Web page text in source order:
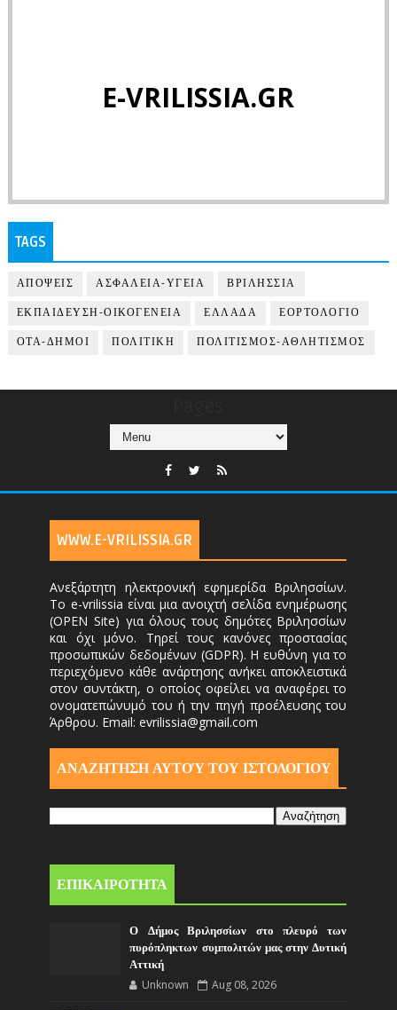
E-VRILISSIA.GR
TAGS
ΑΠΟΨΕΙΣ ΑΣΦΑΛΕΙΑ-ΥΓΕΙΑ ΒΡΙΛΗΣΣΙΑ
ΕΚΠΑΙΔΕΥΣΗ-ΟΙΚΟΓΕΝΕΙΑ ΕΛΛΑΔΑ ΕΟΡΤΟΛΟΓΙΟ
ΟΤΑ-ΔΗΜΟΙ ΠΟΛΙΤΙΚΗ ΠΟΛΙΤΙΣΜΟΣ-ΑΘΛΗΤΙΣΜΟΣ
WWW.E-VRILISSIA.GR
Ανεξάρτητη ηλεκτρονική εφημερίδα Βριλησσίων.
Το e-vrilissia είναι μια ανοιχτή σελίδα ενημέρωσης
(OPEN Site) για όλους τους δημότες Βριλησσίων
και όχι μόνο. Τηρεί τους κανόνες προστασίας
προσωπικών δεδομένων (GDPR). Η ευθύνη για το
περιεχόμενο κάθε ανάρτησης ανήκει αποκλειστικά
στον συντάκτη, ο οποίος οφείλει να αναφέρει το
ονοματεπώνυμό του ή την πηγή προέλευσης του
Άρθρου. Email: evrilissia@gmail.com
ΑΝΑΖΗΤΗΣΗ ΑΥΤΟΎ ΤΟΥ ΙΣΤΟΛΟΓΙΟΥ
ΕΠΙΚΑΙΡΟΤΗΤΑ
Ο Δήμος Βριλησσίων στο πλευρό των
πυρόπληκτων συμπολιτών μας στην Δυτική
Αττική
Unknown Aug 08, 2026